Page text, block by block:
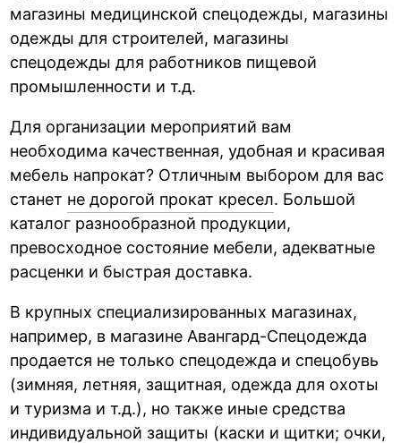
магазины медицинской спецодежды, магазины
одежды для строителей, магазины
спецодежды для работников пищевой
промышленности и т.д.
Для организации мероприятий вам
необходима качественная, удобная и красивая
мебель напрокат? Отличным выбором для вас
станет не дорогой прокат кресел. Большой
каталог разнообразной продукции,
превосходное состояние мебели, адекватные
расценки и быстрая доставка.
В крупных специализированных магазинах,
например, в магазине Авангард-Спецодежда
продается не только спецодежда и спецобувь
(зимняя, летняя, защитная, одежда для охоты
и туризма и т.д.), но также иные средства
индивидуальной защиты (каски и щитки; очки,